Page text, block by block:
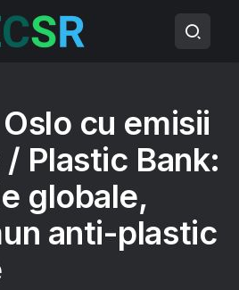
cu emisii
Plastic Bank:
globale,
anti-plastic